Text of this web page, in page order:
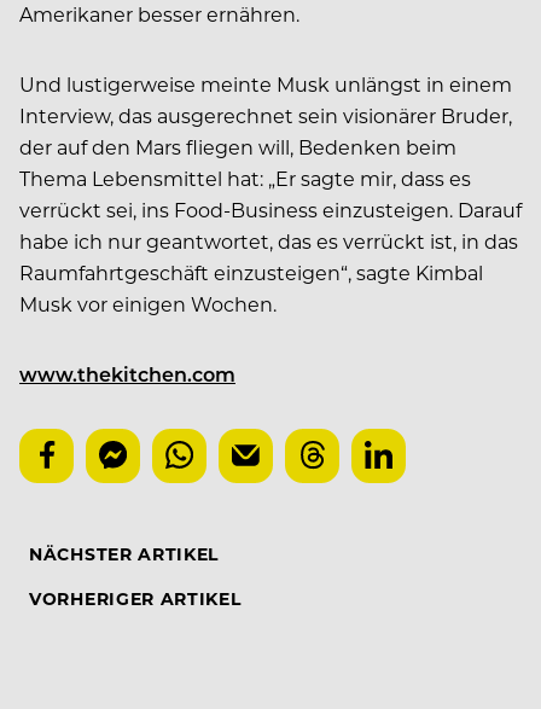
Amerikaner besser ernähren.
Und lustigerweise meinte Musk unlängst in einem
Interview, das ausgerechnet sein visionärer Bruder,
der auf den Mars fliegen will, Bedenken beim
Thema Lebensmittel hat: „Er sagte mir, dass es
verrückt sei, ins Food-Business einzusteigen. Darauf
habe ich nur geantwortet, das es verrückt ist, in das
Raumfahrtgeschäft einzusteigen“, sagte Kimbal
Musk vor einigen Wochen.
www.thekitchen.com
NÄCHSTER ARTIKEL
VORHERIGER ARTIKEL